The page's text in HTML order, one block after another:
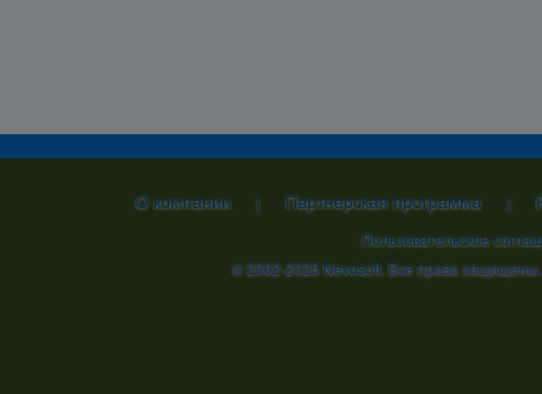
О компании | Партнерская программа |
Пользовательское
© 2002-2026Nevosoft. Все права защищены